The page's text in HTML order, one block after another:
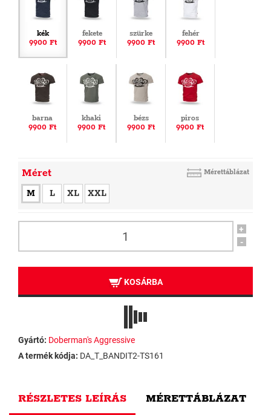
kék
9900 Ft
fekete
9900 Ft
szürke
9900 Ft
fehér
9900 Ft
barna
9900 Ft
khaki
9900 Ft
bézs
9900 Ft
piros
9900 Ft
Méret Mérettáblázat
M L XL XXL
+
-
KOSÁRBA
Gyártó: Doberman's Aggressive
A termék kódja: DA_T_BANDIT2-TS161
RÉSZLETES LEÍRÁS MÉRETTÁBLÁZAT